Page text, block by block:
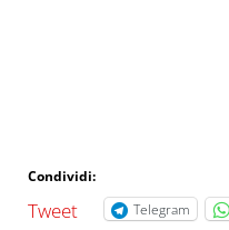
Condividi:
Tweet Telegram